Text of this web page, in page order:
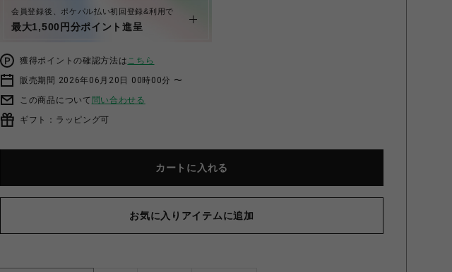
会員登録後、ポケパル払い初回登録&利用で
最大1,500円分ポイント進呈
獲得ポイントの確認方法はこちら
販売期間 2026年06月20日 00時00分 〜
この商品について 問い合わせる
ギフト：ラッピング可
カートに入れる
お気に入りアイテムに追加